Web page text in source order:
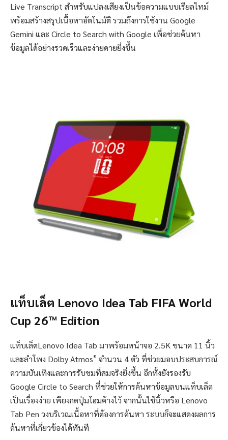
Live Transcript สำหรับแปลงเสียงเป็นข้อความแบบเรียลไทม์
พร้อมสร้างสรุปเนื้อหาอัตโนมัติ รวมถึงการใช้งาน Google
Gemini และ Circle to Search with Google เพื่อช่วยค้นหา
ข้อมูลได้อย่างรวดเร็วและง่ายดายยิ่งขึ้น
แท็บเล็ต Lenovo Idea Tab FIFA World
Cup 26™ Edition
แท็บเล็ตLenovo Idea Tab มาพร้อมหน้าจอ 2.5K ขนาด 11 นิ้ว
และลำโพง Dolby Atmos® จำนวน 4 ตัว ที่ช่วยมอบประสบการณ์
ความบันเทิงและการรับชมที่สมจริงยิ่งขึ้น อีกทั้งยังรองรับ
Google Circle to Search ที่ช่วยให้การค้นหาข้อมูลบนแท็บเล็ต
เป็นเรื่องง่าย เพียงกดปุ่มโฮมค้างไว้ จากนั้นใช้นิ้วหรือ Lenovo
Tab Pen วงบริเวณเนื้อหาที่ต้องการค้นหา ระบบก็จะแสดงผลการ
ค้นหาที่เกี่ยวข้องได้ทันที